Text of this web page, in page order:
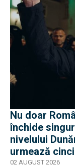
Nu doar
închide
nivelului
urmează
02 AUGUST 2026